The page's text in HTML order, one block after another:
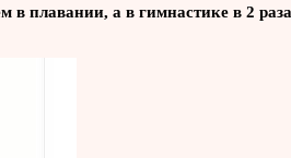
плавании, а в гимнастике в 2